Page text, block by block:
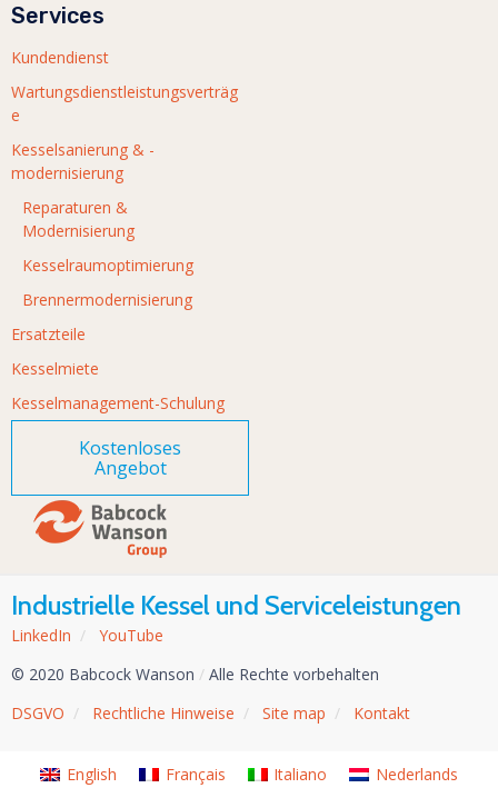
Services
Kundendienst
Wartungsdienstleistungsverträg
e
Kesselsanierung & -
modernisierung
Reparaturen &
Modernisierung
Kesselraumoptimierung
Brennermodernisierung
Ersatzteile
Kesselmiete
Kesselmanagement-Schulung
Kostenloses
Angebot
Industrielle Kessel und Serviceleistungen
LinkedIn /
YouTube
© 2020 Babcock Wanson / Alle Rechte vorbehalten
DSGVO / Rechtliche Hinweise / Site map / Kontakt
English Français Italiano Nederlands